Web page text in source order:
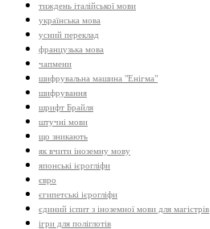
тиждень італійської мови
українська мова
усний переклад
французька мова
чапмени
шифрувальна машина "Енігма"
шифрування
шрифт Брайля
штучні мови
що зникають
як вчити іноземну мову
японські ієрогліфи
євро
єгипетські ієрогліфи
єдиний іспит з іноземної мови для магістрів
ігри для поліглотів